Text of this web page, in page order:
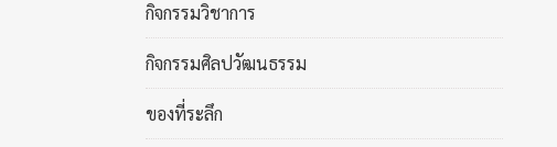
กิจกรรมวิชาการ
กิจกรรมศิลปวัฒนธรรม
ของที่ระลึก